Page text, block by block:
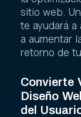
sitio web.
te ayudará
a aumentar
retorno de
Convierte
Diseño
del